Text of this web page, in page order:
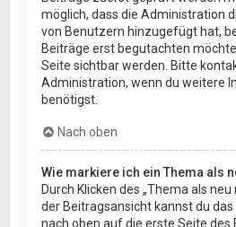
möglich, dass die Administration
von Benutzern hinzugefügt hat,
Beiträge erst begutachten
Seite sichtbar werden. Bitte
Administration, wenn du weitere
benötigst.
Nach oben
Wie markiere ich ein Thema als
Durch Klicken des „Thema als
der Beitragsansicht kannst du
nach oben auf die erste Seite des